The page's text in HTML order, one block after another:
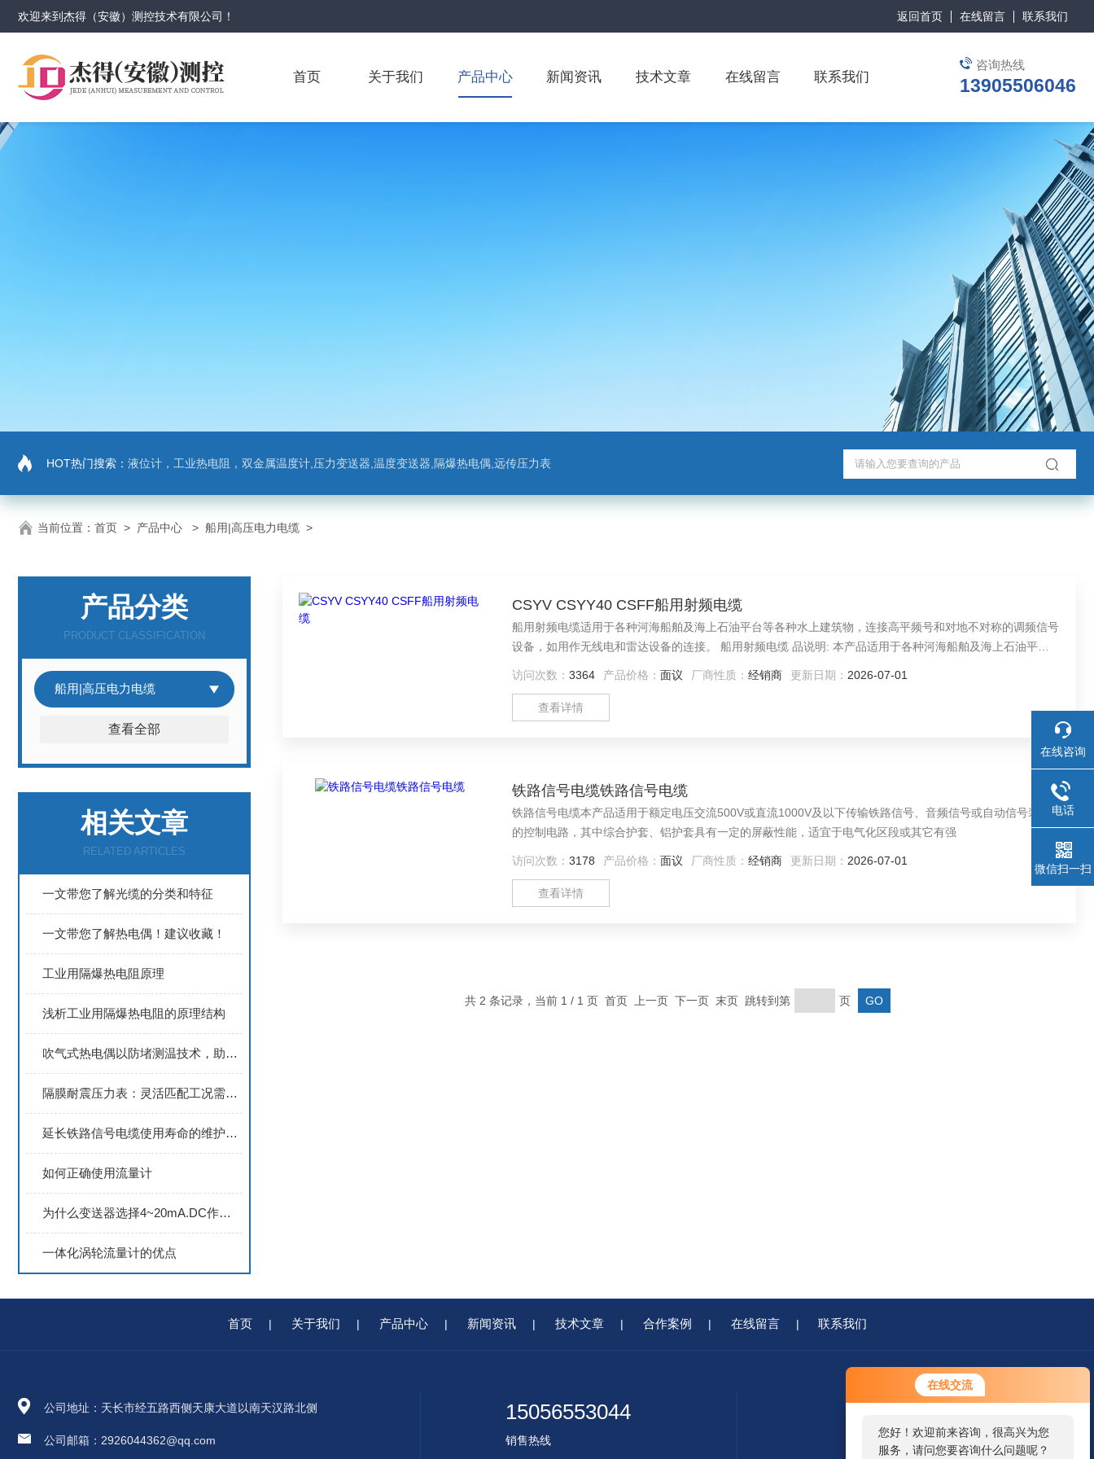
在线交流
您好！欢迎前来咨询，很高兴为您
服务，请问您要咨询什么问题呢？
欢迎来到杰得（安徽）测控技术有限公司 ！ 返回首页 在线留言 联系我们
咨询热线
13905506046
首页 关于我们 产品中心 新闻资讯 技术文章 在线留言 联系我们
HOT热门搜索： 液位计，工业热电阻，双金属温度计,压力变送器,温度变送器,隔爆热电偶,远传压力表
当前位置： 首页 > 产品中心 > 船用|高压电力电缆 >
产品分类
PRODUCT CLASSIFICATION
船用|高压电力电缆
查看全部
相关文章
RELATED ARTICLES
一文带您了解光缆的分类和特征
一文带您了解热电偶！建议收藏！
工业用隔爆热电阻原理
浅析工业用隔爆热电阻的原理结构
吹气式热电偶以防堵测温技术，助力企业提升高温生产过程的温度管控精度
隔膜耐震压力表：灵活匹配工况需求，适配多行业压力测量
延长铁路信号电缆使用寿命的维护方案
如何正确使用流量计
为什么变送器选择4~20mA.DC作传送信号？
一体化涡轮流量计的优点
CSYV CSYY40 CSFF船用射频电缆
船用射频电缆适用于各种河海船舶及海上石油平台等各种水上建筑物，连接高平频号和对地不对称的调频信号
设备，如用作无线电和雷达设备的连接。 船用射频电缆 品说明: 本产品适用于各种河海船舶及海上石油平台
访问次数： 3364 产品价格： 面议 厂商性质： 经销商 更新日期： 2026-07-01
查看详情
铁路信号电缆铁路信号电缆
铁路信号电缆本产品适用于额定电压交流500V或直流1000V及以下传输铁路信号、音频信号或自动信号装置
的控制电路，其中综合护套、铝护套具有一定的屏蔽性能，适宜于电气化区段或其它有强
访问次数： 3178 产品价格： 面议 厂商性质： 经销商 更新日期： 2026-07-01
查看详情
共 2 条记录，当前 1 / 1 页 首页 上一页 下一页 末页 跳转到第 页
首页 | 关于我们 | 产品中心 | 新闻资讯 | 技术文章 | 合作案例 | 在线留言 | 联系我们
公司地址：天长市经五路西侧天康大道以南天汉路北侧
公司邮箱：2926044362@qq.com
15056553044
销售热线
在线咨询
电话
微信扫一扫